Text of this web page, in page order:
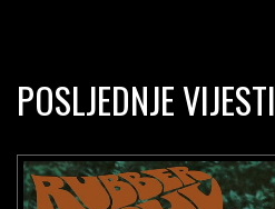
POSLJEDNJE VIJESTI